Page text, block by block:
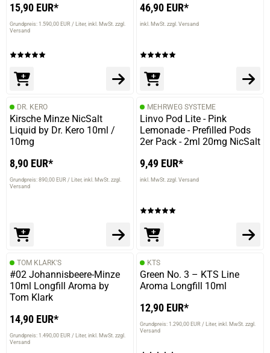
15,90 EUR*
Grundpreis: 1.590,00 EUR / Liter inkl. MwSt. zzgl.
Versand
46,90 EUR*
inkl. MwSt. zzgl. Versand
DR. KERO
Kirsche Minze NicSalt
Liquid by Dr. Kero 10ml /
10mg
8,90 EUR*
Grundpreis: 890,00 EUR / Liter inkl. MwSt. zzgl.
Versand
MEHRWEG SYSTEME
Linvo Pod Lite - Pink
Lemonade - Prefilled Pods
2er Pack - 2ml 20mg NicSalt
9,49 EUR*
inkl. MwSt. zzgl. Versand
TOM KLARK'S
#02 Johannisbeere-Minze
10ml Longfill Aroma by
Tom Klark
14,90 EUR*
Grundpreis: 1.490,00 EUR / Liter inkl. MwSt. zzgl.
Versand
KTS
Green No. 3 – KTS Line
Aroma Longfill 10ml
12,90 EUR*
Grundpreis: 1.290,00 EUR / Liter inkl. MwSt. zzgl.
Versand